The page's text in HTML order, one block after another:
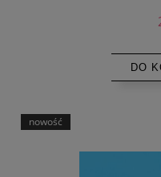
DO
nowość